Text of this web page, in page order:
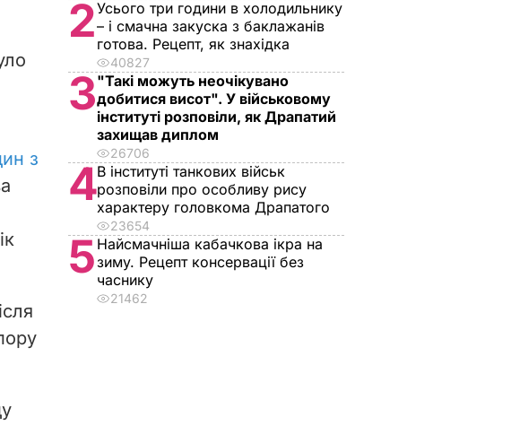
з
2Усього три години в холодильнику
– і смачна закуска з баклажанів
готова. Рецепт, як знахідка
40827
3"Такі можуть неочікувано
добитися висот". У військовому
інституті розповіли, як Драпатий
захищав диплом
26706
4В інституті танкових військ
розповіли про особливу рису
характеру головкома Драпатого
23654
5 Найсмачніша кабачкова ікра на
зиму. Рецепт консервації без
часнику
21462